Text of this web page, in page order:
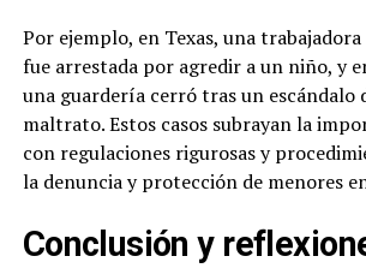
Por ejemplo, en Texas, una
fue arrestada por agredir a un niño, y
una guardería cerró tras un escándalo
maltrato. Estos casos subrayan la
con regulaciones rigurosas y
la denuncia y protección de menores
Conclusión y